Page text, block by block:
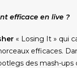
efficace en live ?
« Losing It » qui
efficaces.
des mash-ups